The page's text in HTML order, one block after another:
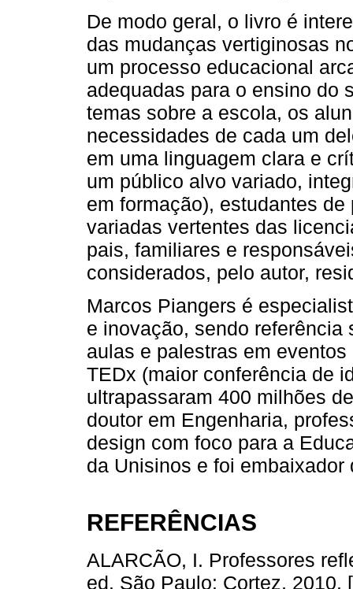
De modo geral, o livro é
das mudanças vertiginosas
um processo educacional
adequadas para o ensino do
temas sobre a escola, os
necessidades de cada um
em uma linguagem clara e
um público alvo variado,
em formação), estudantes
variadas vertentes das
pais, familiares e
considerados, pelo autor,
Marcos Piangers é
e inovação, sendo referência
aulas e palestras em
TEDx (maior conferência de
ultrapassaram 400 milhões
doutor em Engenharia,
design com foco para a
da Unisinos e foi embaixador
REFERÊNCIAS
ALARCÃO, I. Professores
ed. São Paulo: Cortez, 2010.